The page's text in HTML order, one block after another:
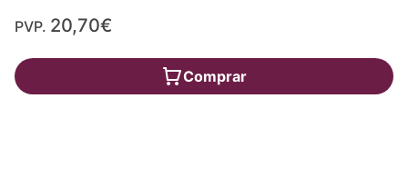
PVP. 20,70€
Comprar